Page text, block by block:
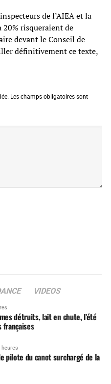
de l’AIEA et la
20% risqueraient de
devant le Conseil de
définitivement ce texte,
Les champs obligatoires sont
VIDEOS
détruits, lait en chute, l’été
françaises
heures
pilote du canot surchargé de la